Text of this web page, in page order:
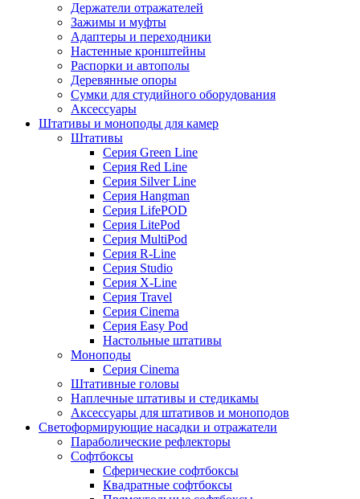
Держатели отражателей
Зажимы и муфты
Адаптеры и переходники
Настенные кронштейны
Распорки и автополы
Деревянные опоры
Сумки для студийного оборудования
Аксессуары
Штативы и моноподы для камер
Штативы
Серия Green Line
Серия Red Line
Серия Silver Line
Серия Hangman
Серия LifePOD
Серия LitePod
Серия MultiPod
Серия R-Line
Серия Studio
Серия X-Line
Серия Travel
Серия Cinema
Серия Easy Pod
Настольные штативы
Моноподы
Серия Cinema
Штативные головы
Наплечные штативы и стедикамы
Аксессуары для штативов и моноподов
Светоформирующие насадки и отражатели
Параболические рефлекторы
Софтбоксы
Сферические софтбоксы
Квадратные софтбоксы